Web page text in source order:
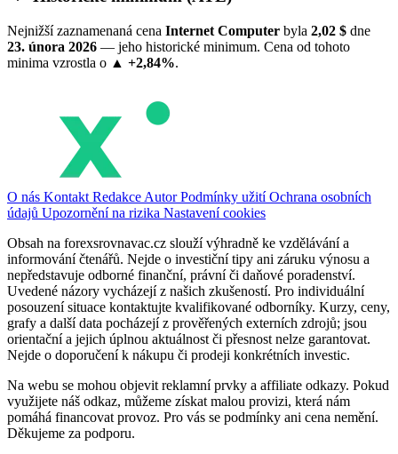
Nejnižší zaznamenaná cena Internet Computer byla 2,02 $ dne
23. února 2026 — jeho historické minimum. Cena od tohoto
minima vzrostla o ▲ +2,84%.
O nás Kontakt Redakce AutorPodmínky užitíOchrana osobních
údajů Upozornění na rizika Nastavení cookies
Obsah na forexsrovnavac.cz slouží výhradně ke vzdělávání a
informování čtenářů. Nejde o investiční tipy ani záruku výnosu a
nepředstavuje odborné finanční, právní či daňové poradenství.
Uvedené názory vycházejí z našich zkušeností. Pro individuální
posouzení situace kontaktujte kvalifikované odborníky. Kurzy, ceny,
grafy a další data pocházejí z prověřených externích zdrojů; jsou
orientační a jejich úplnou aktuálnost či přesnost nelze garantovat.
Nejde o doporučení k nákupu či prodeji konkrétních investic.
Na webu se mohou objevit reklamní prvky a affiliate odkazy. Pokud
využijete náš odkaz, můžeme získat malou provizi, která nám
pomáhá financovat provoz. Pro vás se podmínky ani cena nemění.
Děkujeme za podporu.